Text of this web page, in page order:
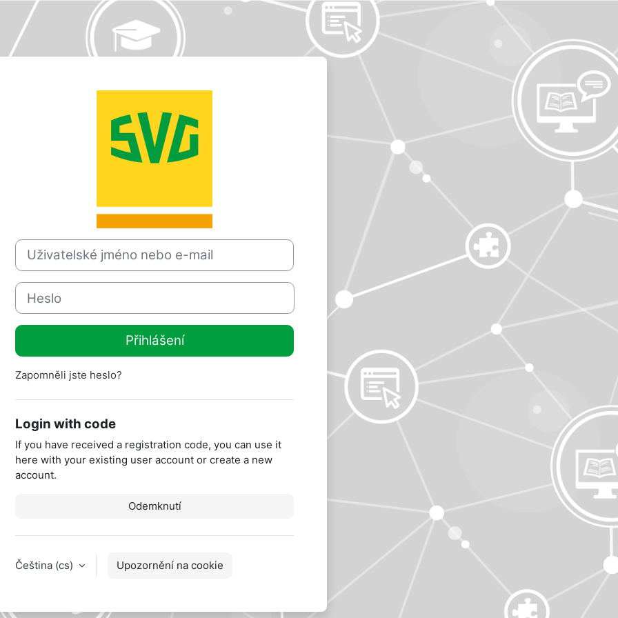
Uživatelské jméno nebo e-mail
Heslo
Přihlášení
Zapomněli jste heslo?
Login with code
If you have received a registration code, you can use it
here with your existing user account or create a new
account.
Odemknutí
Čeština ‎(cs)‎ Upozornění na cookie